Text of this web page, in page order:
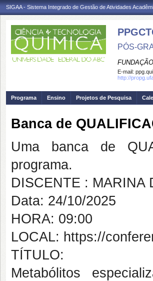
SIGAA - Sistema Integrado de Gestão de Atividades
PÓS-
E-mail:
http://
Programa Ensino Projetos de Pesquisa
Banca de
Uma banca de
programa.
DISCENTE : MARINA
Data: 24/10/2025
HORA: 09:00
LOCAL: https://
TÍTULO:
Metabólitos